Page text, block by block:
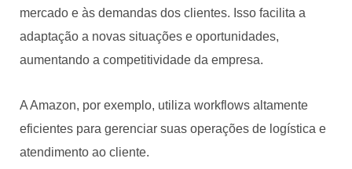
mercado e às demandas dos clientes. Isso facilita a
adaptação a novas situações e oportunidades,
aumentando a competitividade da empresa.
A Amazon, por exemplo, utiliza workflows altamente
eficientes para gerenciar suas operações de logística e
atendimento ao cliente.